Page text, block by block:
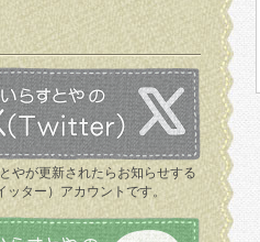
やが更新されたらお知らせする
ッター）アカウントです。